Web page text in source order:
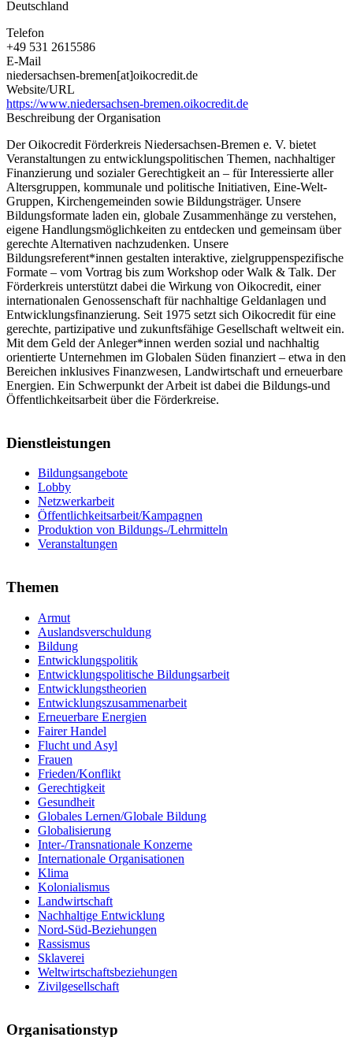
Deutschland
Telefon
+49 531 2615586
E-Mail
niedersachsen-bremen[at]oikocredit.de
Website/URL
https://www.niedersachsen-bremen.oikocredit.de
Beschreibung der Organisation
Der Oikocredit Förderkreis Niedersachsen-Bremen e. V. bietet
Veranstaltungen zu entwicklungspolitischen Themen, nachhaltiger
Finanzierung und sozialer Gerechtigkeit an – für Interessierte aller
Altersgruppen, kommunale und politische Initiativen, Eine-Welt-
Gruppen, Kirchengemeinden sowie Bildungsträger. Unsere
Bildungsformate laden ein, globale Zusammenhänge zu verstehen,
eigene Handlungsmöglichkeiten zu entdecken und gemeinsam über
gerechte Alternativen nachzudenken. Unsere
Bildungsreferent*innen gestalten interaktive, zielgruppenspezifische
Formate – vom Vortrag bis zum Workshop oder Walk & Talk. Der
Förderkreis unterstützt dabei die Wirkung von Oikocredit, einer
internationalen Genossenschaft für nachhaltige Geldanlagen und
Entwicklungsfinanzierung. Seit 1975 setzt sich Oikocredit für eine
gerechte, partizipative und zukunftsfähige Gesellschaft weltweit ein.
Mit dem Geld der Anleger*innen werden sozial und nachhaltig
orientierte Unternehmen im Globalen Süden finanziert – etwa in den
Bereichen inklusives Finanzwesen, Landwirtschaft und erneuerbare
Energien. Ein Schwerpunkt der Arbeit ist dabei die Bildungs-und
Öffentlichkeitsarbeit über die Förderkreise.
Dienstleistungen
Bildungsangebote
Lobby
Netzwerkarbeit
Öffentlichkeitsarbeit/Kampagnen
Produktion von Bildungs-/Lehrmitteln
Veranstaltungen
Themen
Armut
Auslandsverschuldung
Bildung
Entwicklungspolitik
Entwicklungspolitische Bildungsarbeit
Entwicklungstheorien
Entwicklungszusammenarbeit
Erneuerbare Energien
Fairer Handel
Flucht und Asyl
Frauen
Frieden/Konflikt
Gerechtigkeit
Gesundheit
Globales Lernen/Globale Bildung
Globalisierung
Inter-/Transnationale Konzerne
Internationale Organisationen
Klima
Kolonialismus
Landwirtschaft
Nachhaltige Entwicklung
Nord-Süd-Beziehungen
Rassismus
Sklaverei
Weltwirtschaftsbeziehungen
Zivilgesellschaft
Organisationstyp